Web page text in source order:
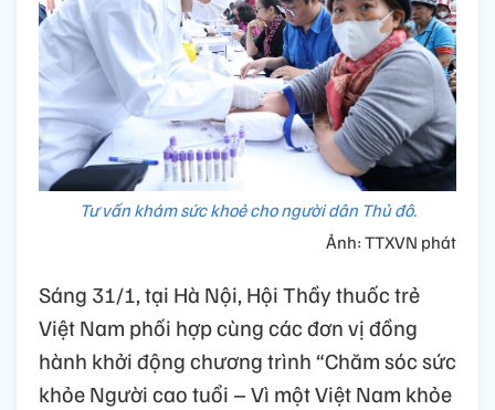
Tư vấn khám sức khoẻ cho người dân Thủ đô.
Ảnh: TTXVN phát
Sáng 31/1, tại Hà Nội, Hội Thầy thuốc trẻ
Việt Nam phối hợp cùng các đơn vị đồng
hành khởi động chương trình “Chăm sóc sức
khỏe Người cao tuổi – Vì một Việt Nam khỏe